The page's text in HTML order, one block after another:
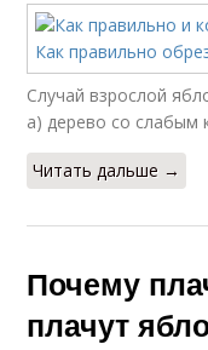
Случай взрослой
а) дерево со слабым
Читать дальше →
Почему
плачут